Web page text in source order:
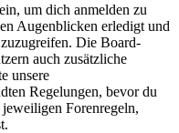
um dich anmelden zu
Augenblicken erledigt und
Die Board-
auch zusätzliche
unsere
Regelungen, bevor du
Forenregeln,